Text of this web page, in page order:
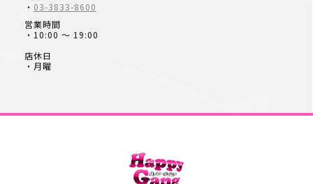
・ 03-3833-8600
営業時間
・10:00 ～ 19:00
店休日
・月曜